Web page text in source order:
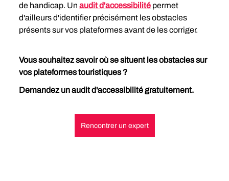
de handicap. Un audit d'accessibilité permet
d'ailleurs d'identifier précisément les obstacles
présents sur vos plateformes avant de les corriger.
Vous souhaitez savoir où se situent les obstacles sur
vos plateformes touristiques ?
Demandez un audit d'accessibilité gratuitement.
Rencontrer un expert